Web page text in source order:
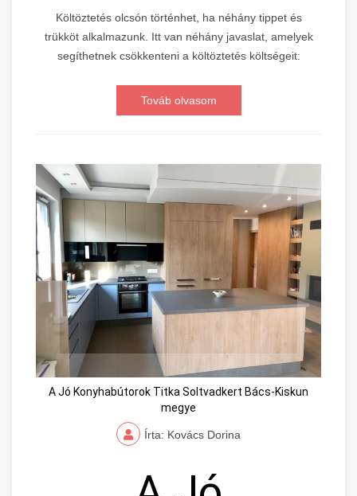
Költöztetés olcsón történhet, ha néhány tippet és
trükköt alkalmazunk. Itt van néhány javaslat, amelyek
segíthetnek csökkenteni a költöztetés költségeit:
Továb olvasom
A Jó Konyhabútorok Titka Soltvadkert Bács-Kiskun
megye
Írta: Kovács Dorina